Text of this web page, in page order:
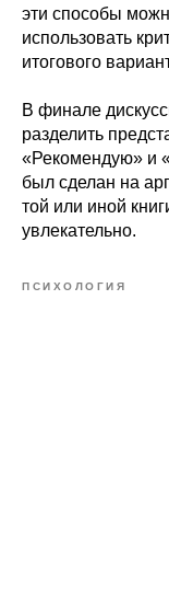
эти способы
использовать
итогового
В финале
разделить
«Рекомендую» и
был сделан на
той или иной
увлекательно.
ПСИХОЛОГИЯ